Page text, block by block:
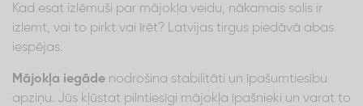
Kad esat izlēmuši par mājokļa veidu, nākamais solis ir
izlemt, vai to pirkt vai īrēt? Latvijas tirgus piedāvā abas
iespējas.
Mājokļa iegāde nodrošina stabilitāti un īpašumtiesību
apziņu. Jūs kļūstat pilntiesīgi mājokļa īpašnieki un varat to